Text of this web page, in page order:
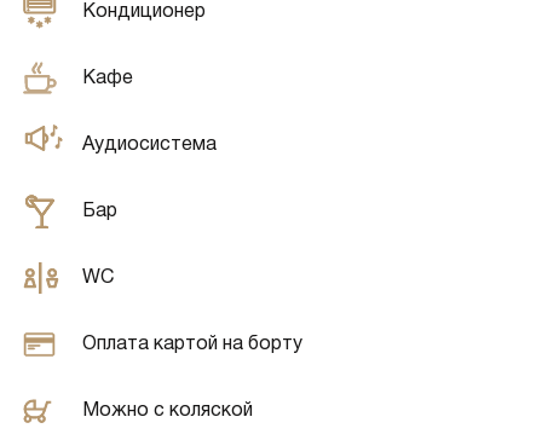
Кондиционер
Кафе
Аудиосистема
Бар
WC
Оплата картой на борту
Можно с коляской